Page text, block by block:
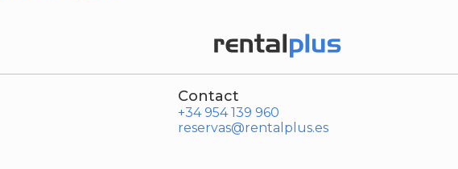
Contact
+34 954 139 960
reservas@rentalplus.es